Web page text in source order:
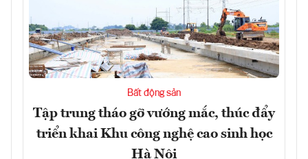
Bất động sản
Tập trung tháo gỡ vướng mắc, thúc đẩy
triển khai Khu công nghệ cao sinh học
Hà Nội